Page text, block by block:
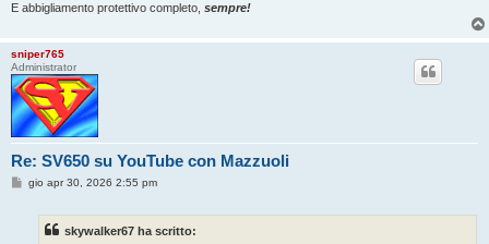
E abbigliamento protettivo completo, sempre!
sniper765
Administrator
Re: SV650 su YouTube con Mazzuoli
Mgio apr 30, 2026 2:55 pm
skywalker67 ha scritto: